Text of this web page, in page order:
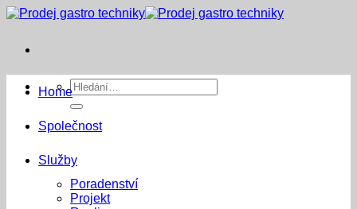
Přeskočit
Hledat:
Home
Společnost
Služby
Poradenství
Projekt